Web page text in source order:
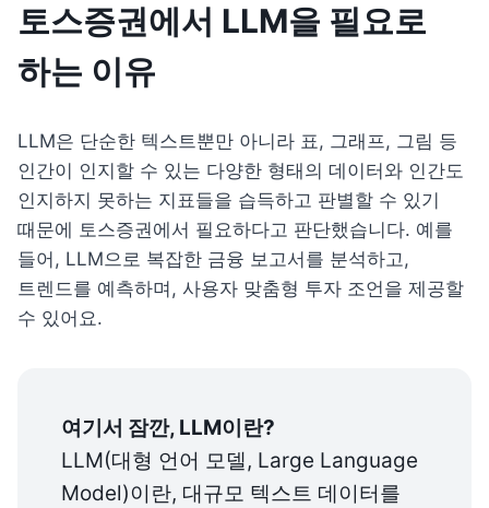
토스증권에서 LLM을 필요로
하는 이유
LLM은 단순한 텍스트뿐만 아니라 표, 그래프, 그림 등
인간이 인지할 수 있는 다양한 형태의 데이터와 인간도
인지하지 못하는 지표들을 습득하고 판별할 수 있기
때문에 토스증권에서 필요하다고 판단했습니다. 예를
들어, LLM으로 복잡한 금융 보고서를 분석하고,
트렌드를 예측하며, 사용자 맞춤형 투자 조언을 제공할
수 있어요.
LLM(대형 언어 모델, Large Language
Model)이란, 대규모 텍스트 데이터를